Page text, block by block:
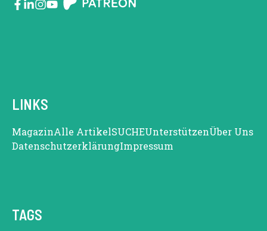
LINKS
MagazinAlle ArtikelSUCHEUnterstützenÜber Uns
DatenschutzerklärungImpressum
TAGS